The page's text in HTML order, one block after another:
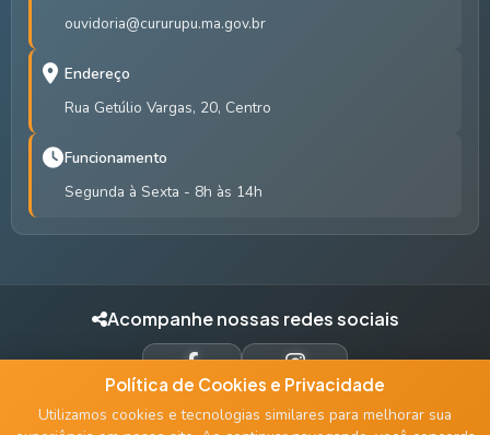
Política de Cookies e Privacidade
Utilizamos cookies e tecnologias similares para melhorar sua
ouvidoria@cururupu.ma.gov.br
Endereço
Rua Getúlio Vargas, 20, Centro
Funcionamento
Segunda à Sexta - 8h às 14h
Acompanhe nossas redes sociais
FACEBOOK INSTAGRAM